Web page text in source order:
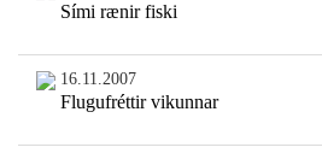
Sími rænir fiski
16.11.2007
Flugufréttir vikunnar